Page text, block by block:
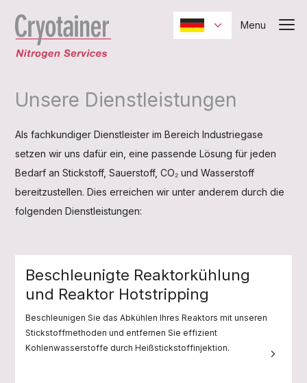
Unsere Dienstleistungen
Als fachkundiger Dienstleister im Bereich Industriegase
setzen wir uns dafür ein, eine passende Lösung für jeden
Bedarf an Stickstoff, Sauerstoff, CO₂ und Wasserstoff
bereitzustellen. Dies erreichen wir unter anderem durch die
folgenden Dienstleistungen:
Beschleunigte Reaktorkühlung
und Reaktor Hotstripping
Beschleunigen Sie das Abkühlen Ihres Reaktors mit unseren
Stickstoffmethoden und entfernen Sie effizient
Kohlenwasserstoffe durch Heißstickstoffinjektion.